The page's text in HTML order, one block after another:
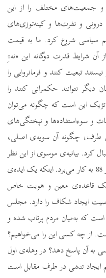
جمعیت‌های مختلف را از این
درونی و نفرت‌ها و کینه‌توزی‌های
شروع کرد. ما به قیمت
شرایط قدرت دوگانه این «نه‌»ِ
تبعیت ‌‌کنند و فرمانروایی را
نتوانند حکمرانی کنند را
این است که چگونه می‌توان
و سوءاستفاده‌ها و نپختگی‌های
طرف، چگونه آن سویه‌ی اصلی،
کرد. بیانیه‌ی موسوی از این نظر
هوشمندانه است، مانند تاکتیکی که در 88 به کار می‌برد. اینکه یک ایده‌ی
یک قاعده‌ی معین و هویت خاص
ایجاد شکاف را دارد. مجلس
که به‌میان مردم پرتاب شده و
از چه کسی این را می‌خواهیم؟
به آن پاسخ دهد؟ در وهله‌ی اول
ایجاد تنشی در طرف مقابل است